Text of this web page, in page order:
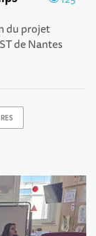
du projet
de Nantes